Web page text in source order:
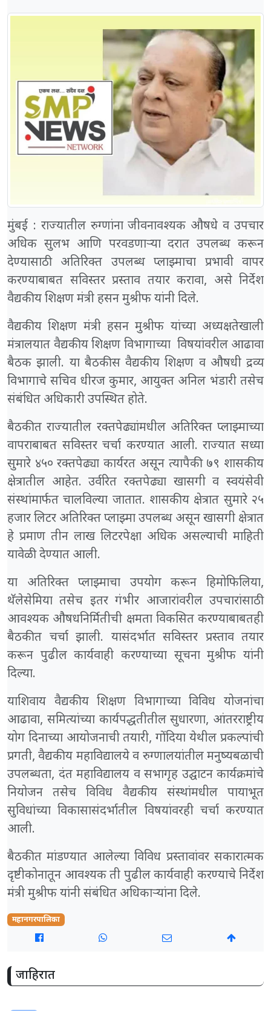
मुंबई : राज्यातील रुग्णांना जीवनावश्यक औषधे व उपचार
अधिक सुलभ आणि परवडणाऱ्या दरात उपलब्ध करून
देण्यासाठी अतिरिक्त उपलब्ध प्लाझ्माचा प्रभावी वापर
करण्याबाबत सविस्तर प्रस्ताव तयार करावा, असे निर्देश
वैद्यकीय शिक्षण मंत्री हसन मुश्रीफ यांनी दिले.
वैद्यकीय शिक्षण मंत्री हसन मुश्रीफ यांच्या अध्यक्षतेखाली
मंत्रालयात वैद्यकीय शिक्षण विभागाच्या विषयांवरील आढावा
बैठक झाली. या बैठकीस वैद्यकीय शिक्षण व औषधी द्रव्य
विभागाचे सचिव धीरज कुमार, आयुक्त अनिल भंडारी तसेच
संबंधित अधिकारी उपस्थित होते.
बैठकीत राज्यातील रक्तपेढ्यांमधील अतिरिक्त प्लाझ्माच्या
वापराबाबत सविस्तर चर्चा करण्यात आली. राज्यात सध्या
सुमारे ४५० रक्तपेढ्या कार्यरत असून त्यापैकी ७९ शासकीय
क्षेत्रातील आहेत. उर्वरित रक्तपेढ्या खासगी व स्वयंसेवी
संस्थांमार्फत चालविल्या जातात. शासकीय क्षेत्रात सुमारे २५
हजार लिटर अतिरिक्त प्लाझ्मा उपलब्ध असून खासगी क्षेत्रात
हे प्रमाण तीन लाख लिटरपेक्षा अधिक असल्याची माहिती
यावेळी देण्यात आली.
या अतिरिक्त प्लाझ्माचा उपयोग करून हिमोफिलिया,
थॅलेसेमिया तसेच इतर गंभीर आजारांवरील उपचारांसाठी
आवश्यक औषधनिर्मितीची क्षमता विकसित करण्याबाबतही
बैठकीत चर्चा झाली. यासंदर्भात सविस्तर प्रस्ताव तयार
करून पुढील कार्यवाही करण्याच्या सूचना मुश्रीफ यांनी
दिल्या.
याशिवाय वैद्यकीय शिक्षण विभागाच्या विविध योजनांचा
आढावा, समित्यांच्या कार्यपद्धतीतील सुधारणा, आंतरराष्ट्रीय
योग दिनाच्या आयोजनाची तयारी, गोंदिया येथील प्रकल्पांची
प्रगती, वैद्यकीय महाविद्यालये व रुग्णालयांतील मनुष्यबळाची
उपलब्धता, दंत महाविद्यालय व सभागृह उद्घाटन कार्यक्रमांचे
नियोजन तसेच विविध वैद्यकीय संस्थांमधील पायाभूत
सुविधांच्या विकासासंदर्भातील विषयांवरही चर्चा करण्यात
आली.
बैठकीत मांडण्यात आलेल्या विविध प्रस्तावांवर सकारात्मक
दृष्टीकोनातून आवश्यक ती पुढील कार्यवाही करण्याचे निर्देश
मंत्री मुश्रीफ यांनी संबंधित अधिकाऱ्यांना दिले.
महानगरपालिका
जाहिरात